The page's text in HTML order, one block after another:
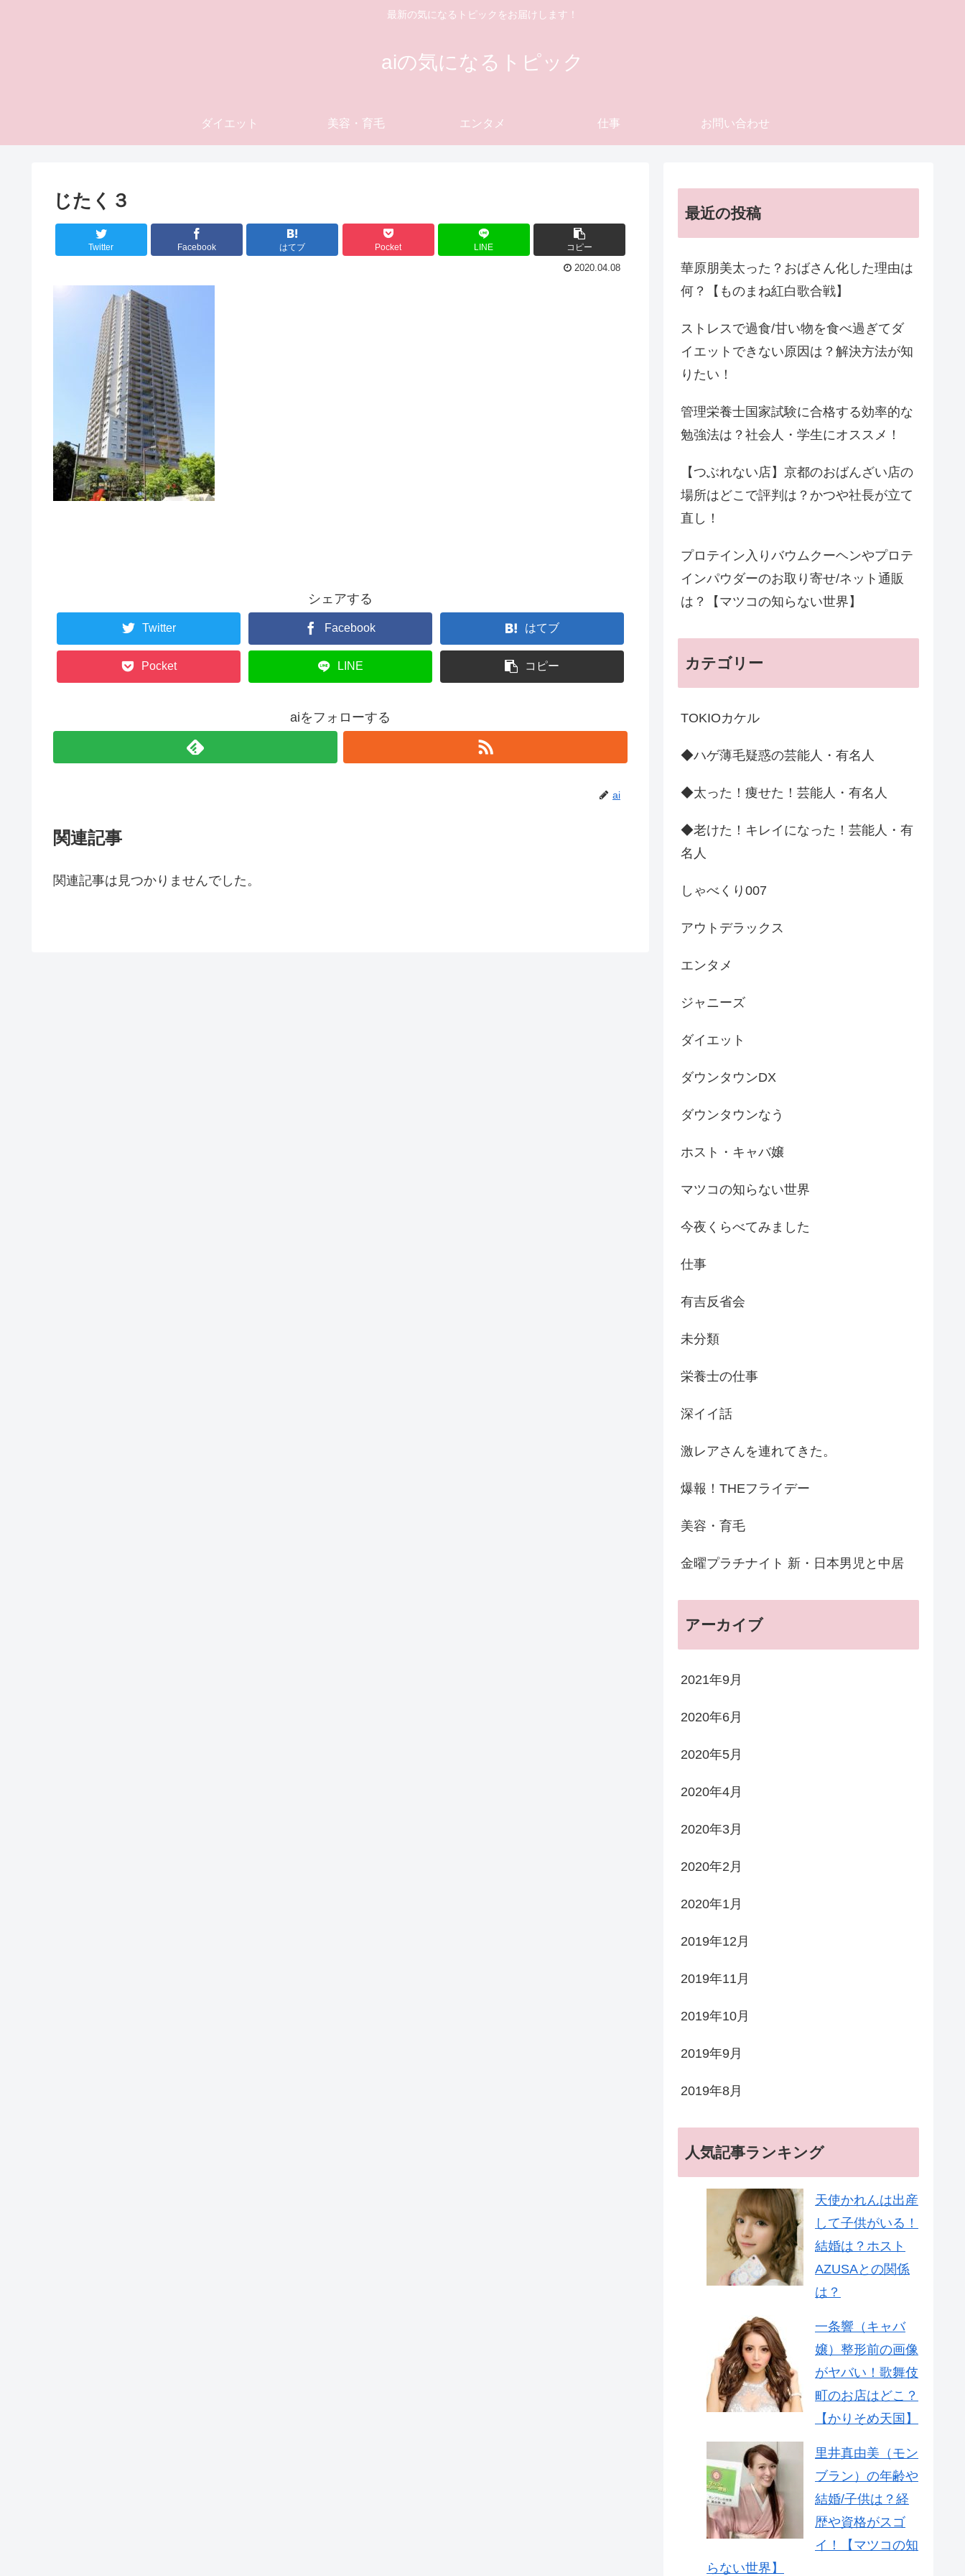
最新の気になるトピックをお届けします！
aiの気になるトピック
ダイエット 美容・育毛 エンタメ 仕事 お問い合わせ
じたく３
Twitter Facebook はてブ Pocket LINE コピー
2020.04.08
シェアする
Twitter Facebook はてブ
Pocket LINE コピー
aiをフォローする
ai
関連記事
関連記事は見つかりませんでした。
最近の投稿
華原朋美太った？おばさん化した理由は
何？【ものまね紅白歌合戦】
ストレスで過食/甘い物を食べ過ぎてダ
イエットできない原因は？解決方法が知
りたい！
管理栄養士国家試験に合格する効率的な
勉強法は？社会人・学生にオススメ！
【つぶれない店】京都のおばんざい店の
場所はどこで評判は？かつや社長が立て
直し！
プロテイン入りバウムクーヘンやプロテ
インパウダーのお取り寄せ/ネット通販
は？【マツコの知らない世界】
カテゴリー
TOKIOカケル
◆ハゲ薄毛疑惑の芸能人・有名人
◆太った！痩せた！芸能人・有名人
◆老けた！キレイになった！芸能人・有
名人
しゃべくり007
アウトデラックス
エンタメ
ジャニーズ
ダイエット
ダウンタウンDX
ダウンタウンなう
ホスト・キャバ嬢
マツコの知らない世界
今夜くらべてみました
仕事
有吉反省会
未分類
栄養士の仕事
深イイ話
激レアさんを連れてきた。
爆報！THEフライデー
美容・育毛
金曜プラチナイト 新・日本男児と中居
アーカイブ
2021年9月
2020年6月
2020年5月
2020年4月
2020年3月
2020年2月
2020年1月
2019年12月
2019年11月
2019年10月
2019年9月
2019年8月
人気記事ランキング
天使かれんは出産
して子供がいる！
結婚は？ホスト
AZUSAとの関係
は？
一条響（キャバ
嬢）整形前の画像
がヤバい！歌舞伎
町のお店はどこ？
【かりそめ天国】
里井真由美（モン
ブラン）の年齢や
結婚/子供は？経
歴や資格がスゴ
イ！【マツコの知
らない世界】